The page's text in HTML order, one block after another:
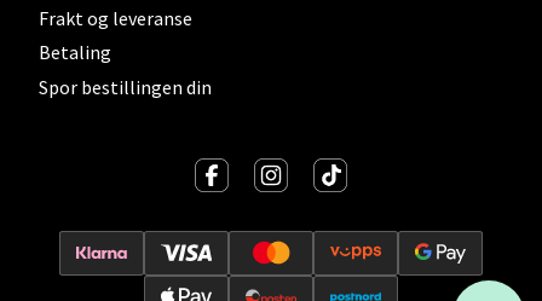
Frakt og leveranse
Betaling
Spor bestillingen din
Narvik - Thon Senter
Malmporten
Bolagsgata 1, 8514 Narvik
Åpent i dag 10-20
0 i butikk